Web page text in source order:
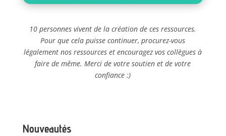
10 personnes vivent de la création de ces ressources.
Pour que cela puisse continuer, procurez-vous
légalement nos ressources et encouragez vos collègues à
faire de même. Merci de votre soutien et de votre
confiance :)
Nouveautés